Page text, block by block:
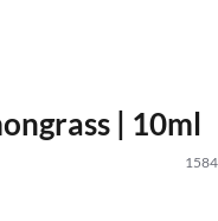
| 10ml
1584